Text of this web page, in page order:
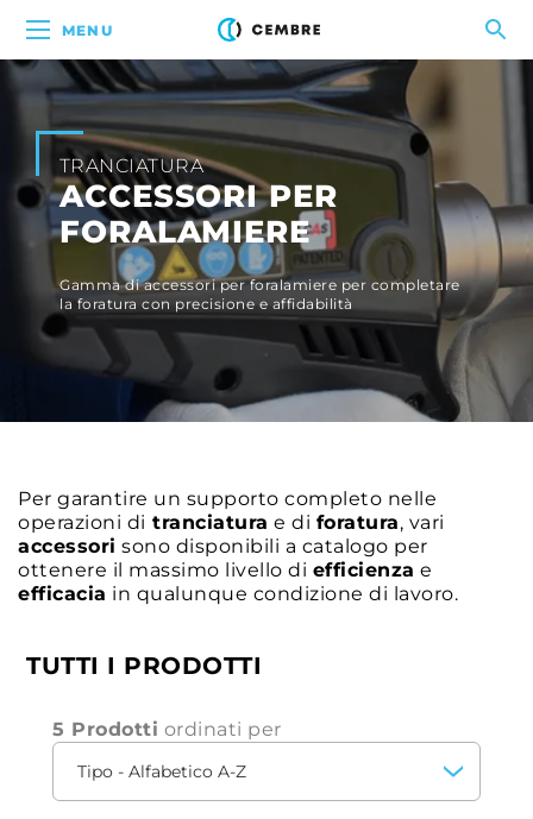
MENU
TRANCIATURA
ACCESSORI PER
FORALAMIERE
Gamma di accessori per foralamiere per completare
la foratura con precisione e affidabilità
Per garantire un supporto completo nelle
operazioni di tranciatura e di foratura, vari
accessori sono disponibili a catalogo per
ottenere il massimo livello di efficienza e
efficacia in qualunque condizione di lavoro.
TUTTI I PRODOTTI
5 Prodotti ordinati per